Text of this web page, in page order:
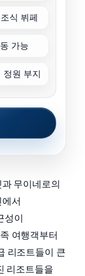
식 뷔페
가능
정원 부지
무이네로의
서
성이
여행객부터
리조트들이 큰
리조트들을